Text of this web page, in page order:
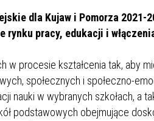
dla Kujaw i Pomorza 2021-
pracy, edukacji i
w procesie kształcenia tak, aby
społecznych i społeczno-
nauki w wybranych szkołach, a
podstawowych obejmujące